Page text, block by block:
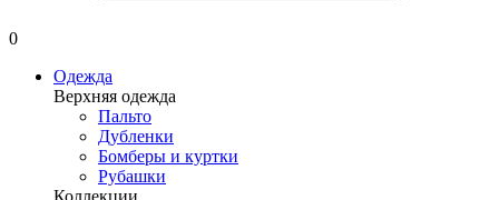
0
Одежда
Верхняя одежда
Пальто
Дубленки
Бомберы и куртки
Рубашки
Коллекции